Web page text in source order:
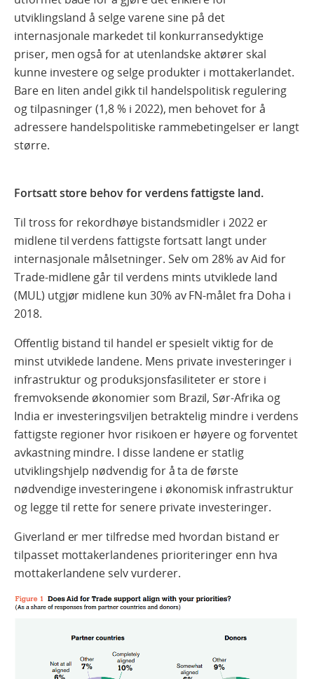
utviklingsland å selge varene sine på det
internasjonale markedet til konkurransedyktige
priser, men også for at utenlandske aktører skal
kunne investere og selge produkter i mottakerlandet.
Bare en liten andel gikk til handelspolitisk regulering
og tilpasninger (1,8 % i 2022), men behovet for å
adressere handelspolitiske rammebetingelser er langt
større.
Fortsatt store behov for verdens fattigste land.
Til tross for rekordhøye bistandsmidler i 2022 er
midlene til verdens fattigste fortsatt langt under
internasjonale målsetninger. Selv om 28% av Aid for
Trade-midlene går til verdens mints utviklede land
(MUL) utgjør midlene kun 30% av FN-målet fra Doha i
2018.
Offentlig bistand til handel er spesielt viktig for de
minst utviklede landene. Mens private investeringer i
infrastruktur og produksjonsfasiliteter er store i
fremvoksende økonomier som Brazil, Sør-Afrika og
India er investeringsviljen betraktelig mindre i verdens
fattigste regioner hvor risikoen er høyere og forventet
avkastning mindre. I disse landene er statlig
utviklingshjelp nødvendig for å ta de første
nødvendige investeringene i økonomisk infrastruktur
og legge til rette for senere private investeringer.
Giverland er mer tilfredse med hvordan bistand er
tilpasset mottakerlandenes prioriteringer enn hva
mottakerlandene selv vurderer.